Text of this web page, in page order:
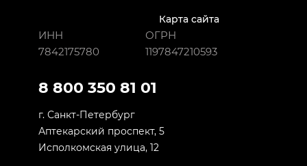
Карта сайта
ИНН
7842175780
ОГРН
1197847210593
8 800 350 81 01
г. Санкт-Петербург
Аптекарский проспект, 5
Исполкомская улица, 12